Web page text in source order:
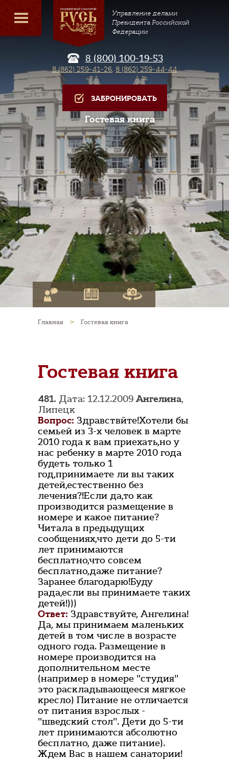
Управление делами
Президента Российской
Федерации
8 (800) 100-19-53
8 (862) 259-41-26, 8 (862) 259-44-44
ЗАБРОНИРОВАТЬ
Гостевая книга
Главная > Гостевая книга
Гостевая книга
481. Дата: 12.12.2009Ангелина,
Липецк
Вопрос: Здравствйте!Хотели бы
семьей из 3-х человек в марте
2010 года к вам приехать,но у
нас ребенку в марте 2010 года
будеть только 1
год,принимаете ли вы таких
детей,естественно без
лечения?!Если да,то как
производится размещение в
номере и какое питание?
Читала в предыдущих
сообщениях,что дети до 5-ти
лет принимаются
бесплатно,что совсем
бесплатно,даже питание?
Заранее благодарю!Буду
рада,если вы принимаете таких
детей!)))
Ответ: Здравствуйте, Ангелина!
Да, мы принимаем маленьких
детей в том числе в возрасте
одного года. Размещение в
номере производится на
дополнительном месте
(например в номере "студия"
это раскладывающееся мягкое
кресло) Питание не отличается
от питания взрослых -
"шведский стол". Дети до 5-ти
лет принимаются абсолютно
бесплатно, даже питание).
Ждем Вас в нашем санатории!